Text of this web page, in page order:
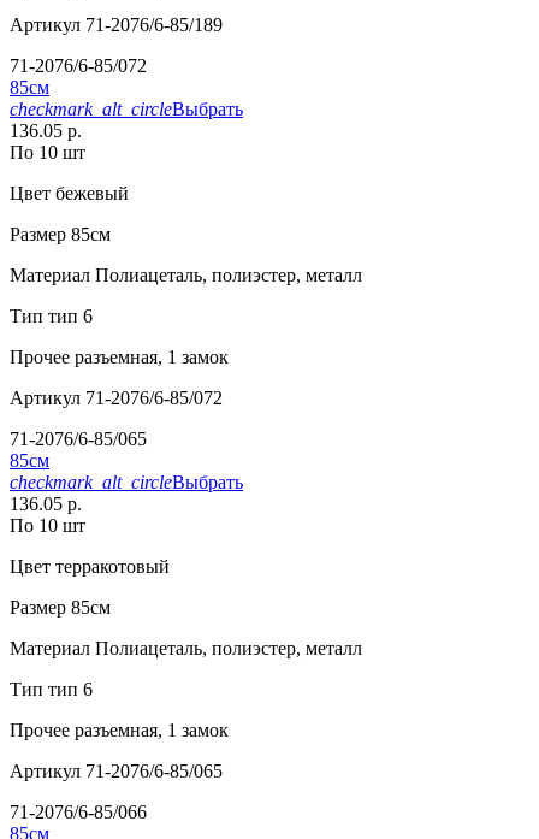
Артикул 71-2076/6-85/189
71-2076/6-85/072
85см
checkmark_alt_circleВыбрать
136.05 р.
По 10 шт
Цвет бежевый
Размер 85см
Материал Полиацеталь, полиэстер, металл
Тип тип 6
Прочее разъемная, 1 замок
Артикул 71-2076/6-85/072
71-2076/6-85/065
85см
checkmark_alt_circleВыбрать
136.05 р.
По 10 шт
Цвет терракотовый
Размер 85см
Материал Полиацеталь, полиэстер, металл
Тип тип 6
Прочее разъемная, 1 замок
Артикул 71-2076/6-85/065
71-2076/6-85/066
85см